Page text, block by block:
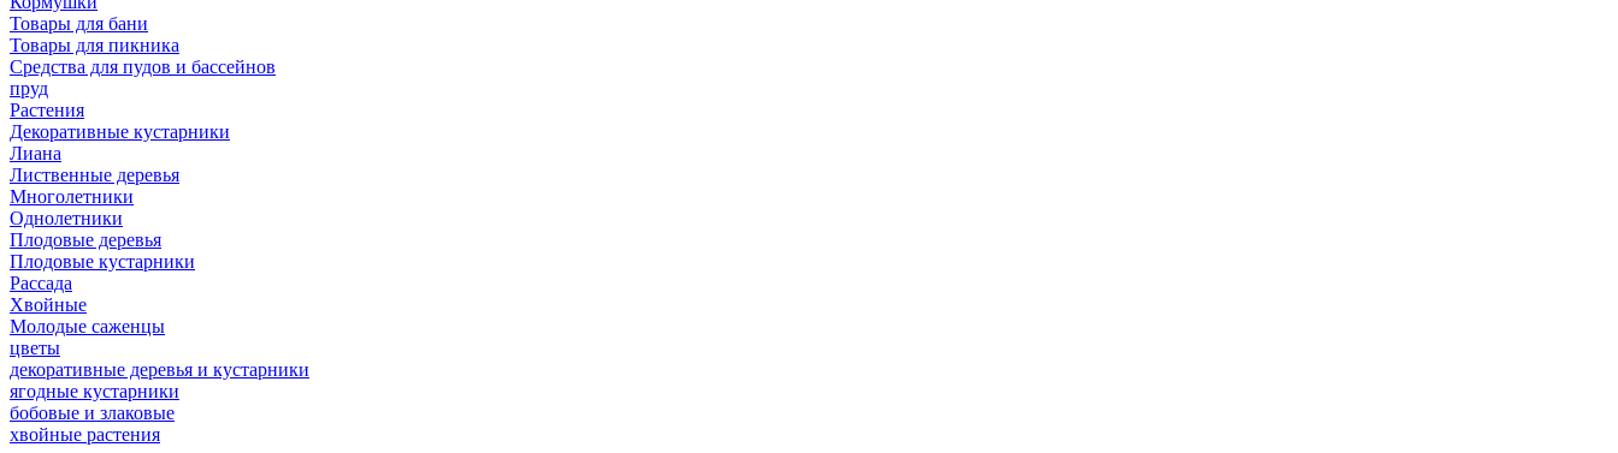
Товары для бани
Товары для пикника
Средства для пудов и бассейнов
пруд
Растения
Декоративные кустарники
Лиана
Лиственные деревья
Многолетники
Однолетники
Плодовые деревья
Плодовые кустарники
Рассада
Хвойные
Молодые саженцы
цветы
декоративные деревья и кустарники
ягодные кустарники
бобовые и злаковые
хвойные растения